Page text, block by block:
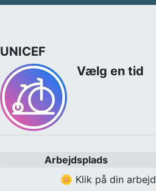
UNICEF
Vælg en tid
Arbejdsplads
🌼 Klik på din